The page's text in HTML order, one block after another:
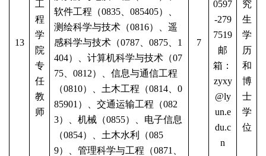
13
工
程
学
院
专
任
教
师
软件工程（0835、085405）、
测绘科学与技术（0816）、遥
感科学与技术（0787、0875、1
404）、计算机科学与技术（07
75、0812）、信息与通信工程
（0810）、土木工程（0814、0
85901）、交通运输工程（082
3）、机械（0855）、电子信息
（0854）、土木水利（085
9）、管理科学与工程（0871、
7
0597
-279
7519
邮
箱：
zyxy
@ly
un.e
du.c
n
究
生
学
历
和
博
士
学
位